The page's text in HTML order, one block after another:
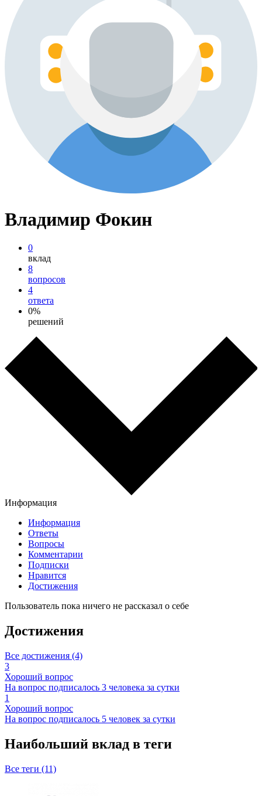
Владимир Фокин
0
вклад
8
вопросов
4
ответа
0%
решений
Информация
Информация
Ответы
Вопросы
Комментарии
Подписки
Нравится
Достижения
Пользователь пока ничего не рассказал о себе
Достижения
Все достижения (4)
3
Хороший вопрос
На вопрос подписалось 3 человека за сутки
1
Хороший вопрос
На вопрос подписалось 5 человек за сутки
Наибольший вклад в теги
Все теги (11)